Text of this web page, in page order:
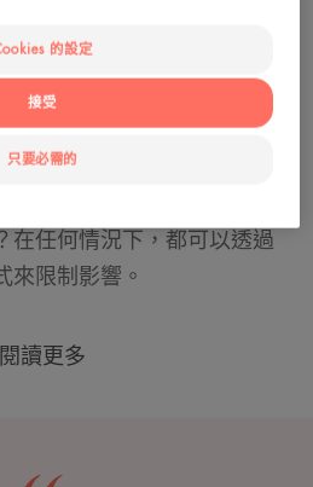
止痕癢
症治療中都很常見：從化療
疫治療，發射的輻射或使用
在任何情況下，都可以透過
來限制影響。
閱讀更多
的設定
只要必需的
接受